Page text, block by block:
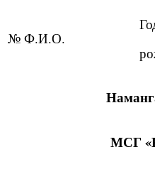
№ Ф.И.О.
МСГ